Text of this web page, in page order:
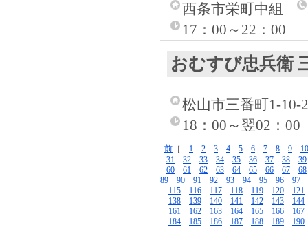
西条市栄町中組
17：00～22：00
おむすび忠兵衛
松山市三番町1-10-
18：00～翌02：
前 ［ 1 2 3 4 5 6 7 8 9
10
31
32 33 34 35 36 37 38
39
60
61 62 63 64 65 66 67
68
89
90 91 92 93 94 95 96
97
115
116 117 118 119 120
121
138
139 140 141 142 143
144
161
162 163 164 165 166
167
184
185 186 187 188 189 190